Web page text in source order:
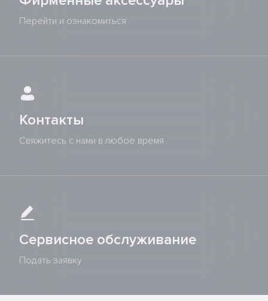
Перейти и ознакомиться
Контакты
Свяжитесь с нами в любое время
Сервисное обслуживание
Подать заявку